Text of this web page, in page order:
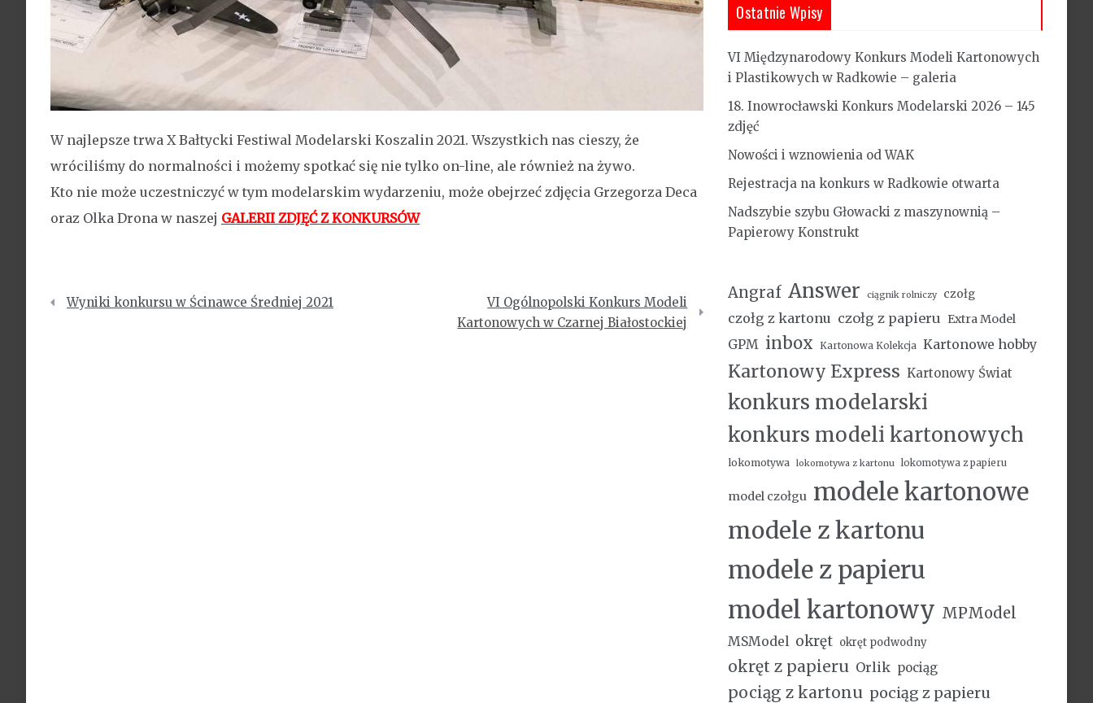
W najlepsze trwa X Bałtycki Festiwal Modelarski Koszalin 2021. Wszystkich nas cieszy, że
wróciliśmy do normalności i możemy spotkać się nie tylko on-line, ale również na żywo.
Kto nie może uczestniczyć w tym modelarskim wydarzeniu, może obejrzeć zdjęcia Grzegorza Deca
oraz Olka Drona w naszej GALERII ZDJĘĆ Z KONKURSÓW
Nawigacja
Wyniki konkursu w Ścinawce Średniej 2021
VI Ogólnopolski Konkurs Modeli
Kartonowych w Czarnej Białostockiej
Ostatnie Wpisy
VI Międzynarodowy Konkurs Modeli Kartonowych
i Plastikowych w Radkowie – galeria
18. Inowrocławski Konkurs Modelarski 2026 – 145
zdjęć
Nowości i wznowienia od WAK
Rejestracja na konkurs w Radkowie otwarta
Nadszybie szybu Głowacki z maszynownią –
Papierowy Konstrukt
Angraf Answer ciągnik rolniczy czołg
czołg z kartonu czołg z papieru Extra Model
GPM inbox Kartonowa Kolekcja Kartonowe hobby
Kartonowy Express Kartonowy Świat
konkurs modelarski
konkurs modeli kartonowych
lokomotywa lokomotywa z kartonu lokomotywa z papieru
model czołgu modele kartonowe
modele z kartonu
modele z papieru
model kartonowy MPModel
MSModel okręt okręt podwodny
okręt z papieru Orlik pociąg
pociąg z kartonu pociąg z papieru